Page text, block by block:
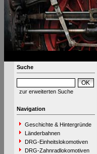
Suche
zur erweiterten Suche
Navigation
Geschichte & Hintergründe
Länderbahnen
DRG-Einheitslokomotiven
DRG-Zahnradlokomotiven